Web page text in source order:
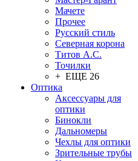
Мачете
Прочее
Русский стиль
Северная корона
Титов А.С.
Точилки
+ ЕЩЕ 26
Оптика
Аксессуары для
оптики
Бинокли
Дальномеры
Чехлы для оптики
Зрительные трубы